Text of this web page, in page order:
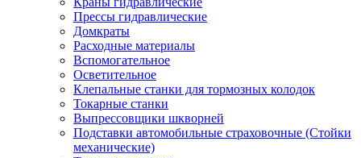
Прессы гидравлические
Домкраты
Расходные материалы
Вспомогательное
Осветительное
Клепальные станки для тормозных колодок
Токарные станки
Выпрессовщики шкворней
Подставки автомобильные страховочные (Стойки
механические)